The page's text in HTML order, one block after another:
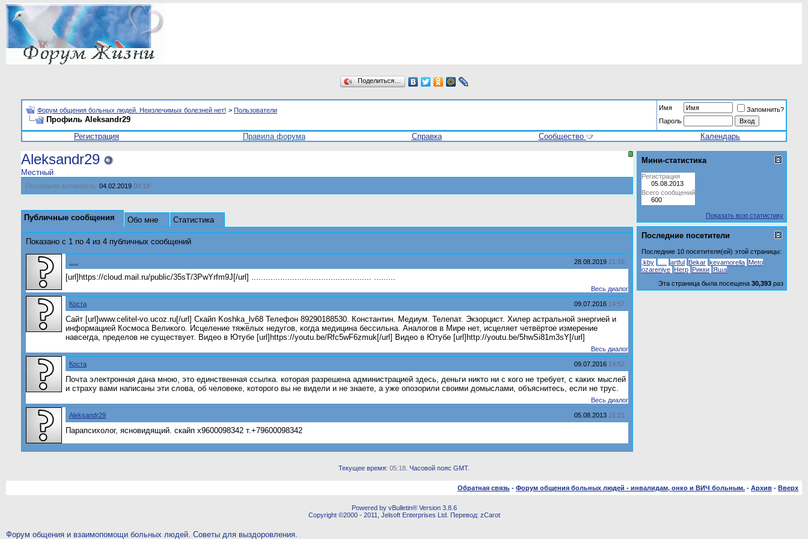
Поделиться…
Форум общения больных людей. Неизлечимых болезней нет! > Пользователи
Профиль Aleksandr29
Имя
Запомнить?
Пароль
Регистрация Правила форума Справка Сообщество Календарь
Aleksandr29
Местный
Последняя активность: 04.02.2019 00:19
Публичные сообщения Обо мне Статистика
Показано с 1 по 4 из 4 публичных сообщений
28.08.2019 21:16
[url]https://cloud.mail.ru/public/35sT/3PwYrfm9J[/url] .................................................. .........
Весь диалог
09.07.2016 14:57
Коста
Сайт [url]www.celitel-vo.ucoz.ru[/url] Скайп Koshka_lv68 Телефон 89290188530. Константин. Медиум. Телепат. Экзорцист. Хилер астральной энергией и
информацией Космоса Великого. Исцеление тяжёлых недугов, когда медицина бессильна. Аналогов в Мире нет, исцеляет четвёртое измерение
навсегда, пределов не существует. Видео в Ютубе [url]https://youtu.be/Rfc5wF6zmuk[/url] Видео в Ютубе [url]http://youtu.be/5hwSi81m3sY[/url]
Весь диалог
09.07.2016 14:52
Коста
Почта электронная дана мною, это единственная ссылка. которая разрешена администрацией здесь, деньги никто ни с кого не требует, с каких мыслей
и страху вами написаны эти слова, об человеке, которого вы не видели и не знаете, а уже опозорили своими домыслами, объяснитесь, если не трус.
Весь диалог
05.08.2013 15:21
Aleksandr29
Парапсихолог, ясновидящий. скайп x9600098342 т.+79600098342
Мини-статистика
Регистрация
05.08.2013
Всего сообщений
600
Показать всю статистику
Последние посетители
Последние 10 посетителя(ей) этой страницы:
,kby
artful Bekar kevamorella Meto
ozareniye Негр Рикки Яша
Эта страница была посещена 30,393 раз
Текущее время: 05:18 . Часовой пояс GMT.
Обратная связь - Форум общения больных людей - инвалидам, онко и ВИЧ больным. - Архив - Вверх
Powered by vBulletin® Version 3.8.6
Copyright ©2000 - 2011, Jelsoft Enterprises Ltd. Перевод: zCarot
Форум общения и взаимопомощи больных людей. Советы для выздоровления.